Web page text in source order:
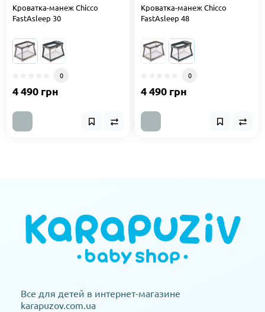
Кроватка-манеж Chicco
FastAsleep 30
0
4 490 грн
Кроватка-манеж Chicco
FastAsleep 48
0
4 490 грн
Все для детей в интернет-магазине
karapuzov.com.ua